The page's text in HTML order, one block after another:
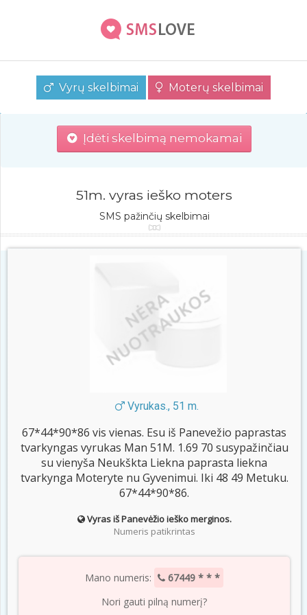
Vyrų skelbimai Moterų skelbimai
Įdėti skelbimą nemokamai
51m. vyras ieško moters
SMS pažinčių skelbimai
Vyrukas., 51 m.
67*44*90*86 vis vienas. Esu iš Panevežio paprastas
tvarkyngas vyrukas Man 51M. 1.69 70 susypažinčiau
su vienyša Neukškta Liekna paprasta liekna
tvarkynga Moteryte nu Gyvenimui. Iki 48 49 Metuku.
67*44*90*86.
Vyras iš Panevėžio ieško merginos.
Numeris patikrintas
Mano numeris:
67449 * * *
Nori gauti pilną numerį?